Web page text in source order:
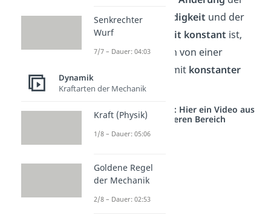
Winkelgeschwindigkeit und der
Änderung
Zeit konstant ist,
dann spricht man von einer
mit konstanter
Beschleunigung.
Studyflix vernetzt: Hier ein Video aus
einem anderen Bereich
Senkrechter
Wurf
7/7 – Dauer: 04:03
Dynamik
Kraftarten der Mechanik
Kraft (Physik)
1/8 – Dauer: 05:06
Goldene Regel
der Mechanik
2/8 – Dauer: 02:53